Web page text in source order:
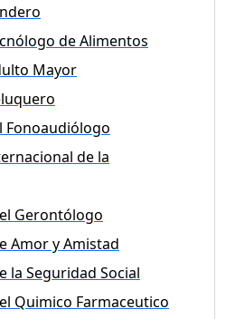
de Alimentos
Mayor
Fonoaudiólogo
de la
Gerontólogo
Amor y Amistad
la Seguridad Social
Quimico Farmaceutico